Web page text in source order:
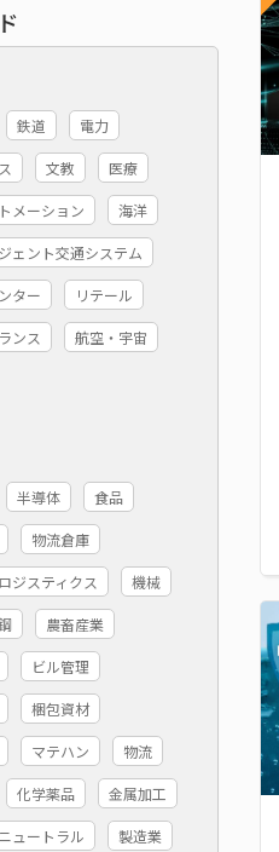
鉄道 電力
文教 医療
メーション 海洋
ェント交通システム
ター リテール
ンス 航空・宇宙
半導体 食品
物流倉庫
ジスティクス 機械
農畜産業
ビル管理
梱包資材
マテハン 物流
化学薬品 金属加工
ュートラル 製造業